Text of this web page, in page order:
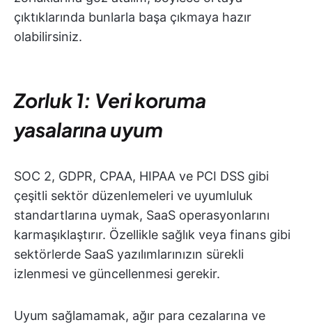
çıktıklarında bunlarla başa çıkmaya hazır
olabilirsiniz.
Zorluk 1: Veri koruma
yasalarına uyum
SOC 2, GDPR, CPAA, HIPAA ve PCI DSS gibi
çeşitli sektör düzenlemeleri ve uyumluluk
standartlarına uymak, SaaS operasyonlarını
karmaşıklaştırır. Özellikle sağlık veya finans gibi
sektörlerde SaaS yazılımlarınızın sürekli
izlenmesi ve güncellenmesi gerekir.
Uyum sağlamamak, ağır para cezalarına ve